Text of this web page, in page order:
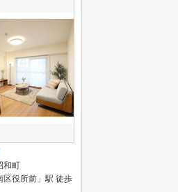
和町
区役所前」駅 徒歩